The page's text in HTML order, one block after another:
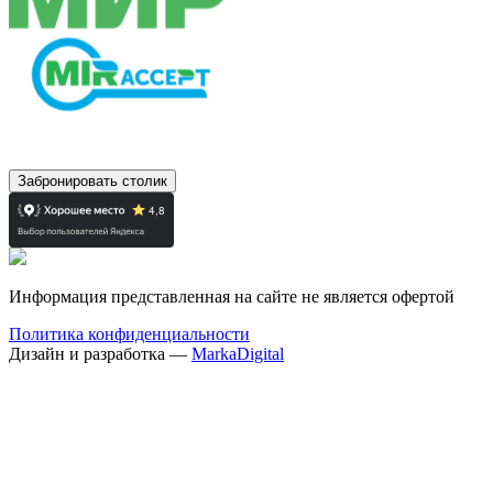
Забронировать столик
Информация представленная на сайте не является офертой
Политика конфиденциальности
Дизайн и разработка — MarkaDigital